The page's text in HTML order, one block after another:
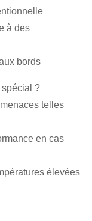
à des
bords
?
telles
en cas
élevées